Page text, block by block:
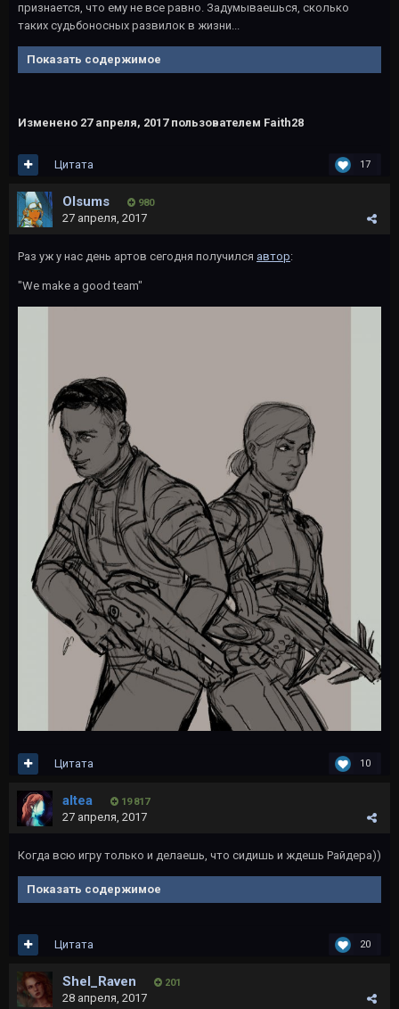
признается, что ему не все равно. Задумываешься, сколько
таких судьбоносных развилок в жизни...
Показать содержимое
Изменено 27 апреля, 2017пользователем Faith28
17
Цитата
Olsums 980
27 апреля, 2017
Раз уж у нас день артов сегодня получился автор:
"We make a good team"
10
Цитата
altea 19 817
27 апреля, 2017
Когда всю игру только и делаешь, что сидишь и ждешь Райдера))
Показать содержимое
20
Цитата
Shel_Raven 201
28 апреля, 2017